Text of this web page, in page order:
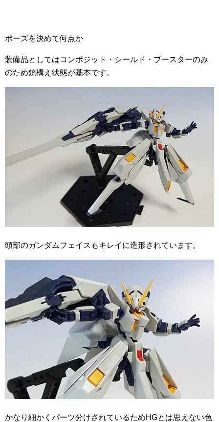
ポーズを決めて何点か
装備品としてはコンポジット・シールド・ブースターのみ
のため銃構え状態が基本です。
頭部のガンダムフェイスもキレイに造形されています。
かなり細かくパーツ分けされているためHGとは思えない色